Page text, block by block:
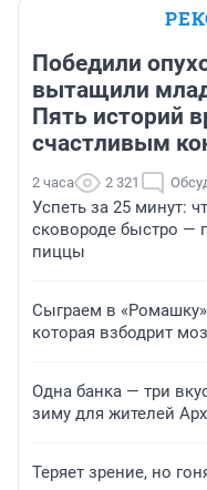
Победили
вытащили
Пять историй
счастливым
2 часа 2 321
Успеть за 25 минут:
сковороде быстро —
пиццы
Сыграем в
которая взбодрит
Одна банка — три
зиму для жителей
Теряет зрение, но